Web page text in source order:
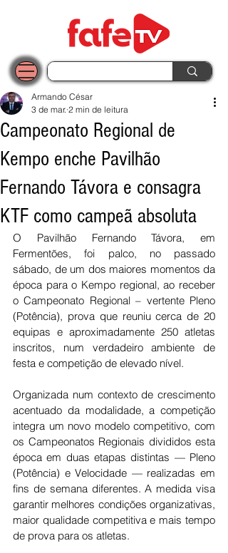
Campeonato Regional de
Kempo enche Pavilhão
Fernando Távora e consagra
KTF como campeã absoluta
Armando César
3 de mar. 2 min de leitura
O Pavilhão Fernando Távora, em
Fermentões, foi palco, no passado
sábado, de um dos maiores momentos da
época para o Kempo regional, ao receber
o Campeonato Regional – vertente Pleno
(Potência), prova que reuniu cerca de 20
equipas e aproximadamente 250 atletas
inscritos, num verdadeiro ambiente de
festa e competição de elevado nível.
Organizada num contexto de crescimento
acentuado da modalidade, a competição
integra um novo modelo competitivo, com
os Campeonatos Regionais divididos esta
época em duas etapas distintas — Pleno
(Potência) e Velocidade — realizadas em
fins de semana diferentes. A medida visa
garantir melhores condições organizativas,
maior qualidade competitiva e mais tempo
de prova para os atletas.